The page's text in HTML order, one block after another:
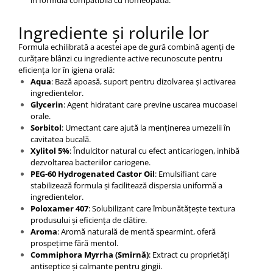
Ingrediente și rolurile lor
Formula echilibrată a acestei ape de gură combină agenți de
curățare blânzi cu ingrediente active recunoscute pentru
eficiența lor în igiena orală:
Aqua: Bază apoasă, suport pentru dizolvarea și activarea
ingredientelor.
Glycerin: Agent hidratant care previne uscarea mucoasei
orale.
Sorbitol: Umectant care ajută la menținerea umezelii în
cavitatea bucală.
Xylitol 5%: Îndulcitor natural cu efect anticariogen, inhibă
dezvoltarea bacteriilor cariogene.
PEG-60 Hydrogenated Castor Oil: Emulsifiant care
stabilizează formula și facilitează dispersia uniformă a
ingredientelor.
Poloxamer 407: Solubilizant care îmbunătățește textura
produsului și eficiența de clătire.
Aroma: Aromă naturală de mentă spearmint, oferă
prospețime fără mentol.
Commiphora Myrrha (Smirnă): Extract cu proprietăți
antiseptice și calmante pentru gingii.